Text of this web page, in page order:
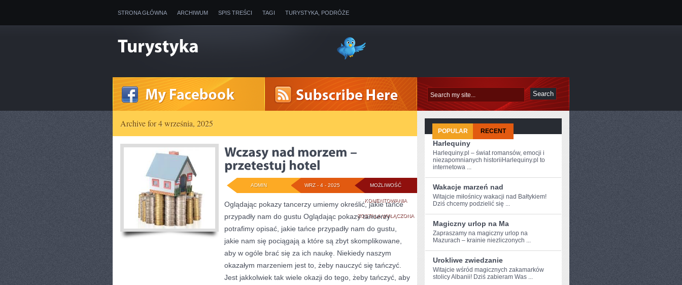
STRONA GŁÓWNA ARCHIWUM SPIS TREŚCI TAGI TURYSTYKA, PODRÓŻE
Archive for 4 września, 2025
MOŻLIWOŚĆ
KOMENTOWANIAWCZASY
NAD
MORZEM
PRZETESTUJ
HOTEL
ZOSTAŁA WYŁĄCZONA
WRZ - 4 - 2025
ADMIN
Oglądając pokazy tancerzy umiemy określić, jakie tańce
przypadły nam do gustu Oglądając pokazy tancerzy
potrafimy opisać, jakie tańce przypadły nam do gustu,
jakie nam się pociągają a które są zbyt skomplikowane,
aby w ogóle brać się za ich naukę. Niekiedy naszym
okazałym marzeniem jest to, żeby nauczyć się tańczyć.
Jest jakkolwiek tak wiele okazji do tego, żeby tańczyć, aby
POPULAR RECENT
Harlequiny
Harlequiny.pl – świat romansów, emocji i
niezapomnianych historiiHarlequiny.pl to
internetowa ...
Wakacje marzeń nad
Witajcie ⁣miłośnicy wakacji nad Bałtykiem!
Dziś chcemy podzielić się ...
Magiczny urlop na Ma
Zapraszamy na magiczny⁣ urlop na
Mazurach –⁤ krainie⁣ niezliczonych ...
Urokliwe zwiedzanie
Witajcie wśród magicznych zakamarków
stolicy‌ Albanii! Dziś ​zabieram Was ...